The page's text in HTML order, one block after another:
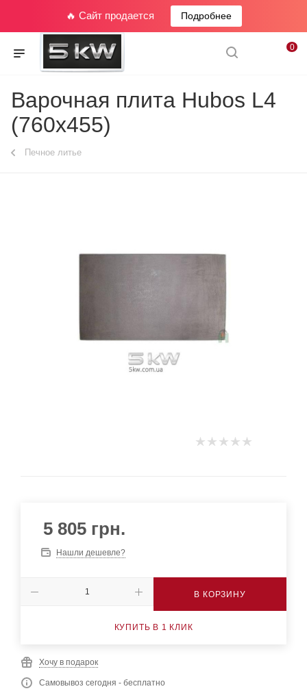
🔥 Сайт продается Подробнее
0
Варочная плита Hubos L4
(760x455)
Печное литье
5 805 грн.
Нашли дешевле?
В КОРЗИНУ
КУПИТЬ В 1 КЛИК
Хочу в подарок
Самовывоз сегодня - бесплатно